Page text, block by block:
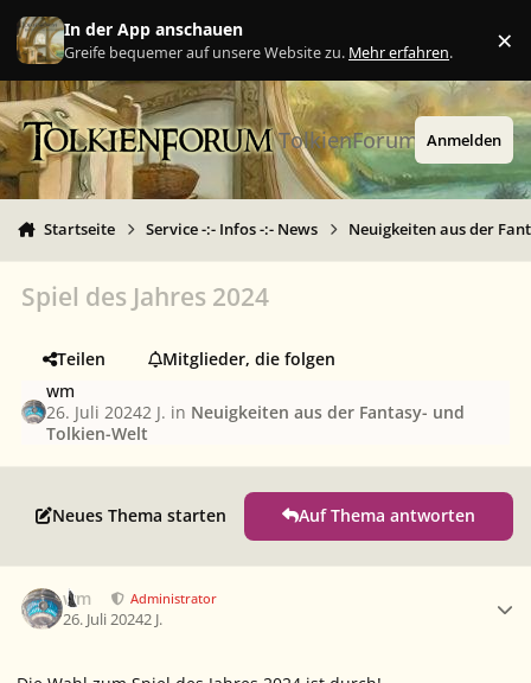
Zu Inhalt springen
In der App anschauen
Greife bequemer auf unsere Website zu. Mehr erfahren. ×
TolkienForum Anmelden
Startseite Service -:- Infos -:- News Neuigkeiten aus der
Spiel des Jahres 2024
Teilen
Mitglieder, die folgen
wm
26. Juli 20242 J. in Neuigkeiten aus der Fantasy- und
Tolkien-Welt
Neues Thema starten Auf Thema antworten
wm Administrator
26. Juli 20242 J.